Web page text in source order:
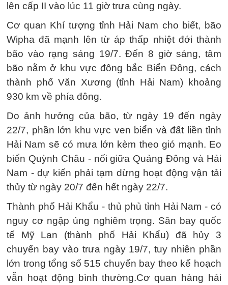
lên cấp II vào lúc 11 giờ trưa cùng ngày.
Cơ quan Khí tượng tỉnh Hải Nam cho biết, bão
Wipha đã mạnh lên từ áp thấp nhiệt đới thành
bão vào rạng sáng 19/7. Đến 8 giờ sáng, tâm
bão nằm ở khu vực đông bắc Biển Đông, cách
thành phố Văn Xương (tỉnh Hải Nam) khoảng
930 km về phía đông.
Do ảnh hưởng của bão, từ ngày 19 đến ngày
22/7, phần lớn khu vực ven biển và đất liền tỉnh
Hải Nam sẽ có mưa lớn kèm theo gió mạnh. Eo
biển Quỳnh Châu - nối giữa Quảng Đông và Hải
Nam - dự kiến phải tạm dừng hoạt động vận tải
thủy từ ngày 20/7 đến hết ngày 22/7.
Thành phố Hải Khẩu - thủ phủ tỉnh Hải Nam - có
nguy cơ ngập úng nghiêm trọng. Sân bay quốc
tế Mỹ Lan (thành phố Hải Khẩu) đã hủy 3
chuyến bay vào trưa ngày 19/7, tuy nhiên phần
lớn trong tổng số 515 chuyến bay theo kế hoạch
vẫn hoạt động bình thường.Cơ quan hàng hải